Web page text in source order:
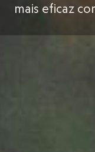
mais eficaz